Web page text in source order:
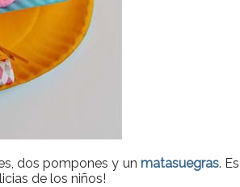
dos pompones y un matasuegras. Es
de los niños!